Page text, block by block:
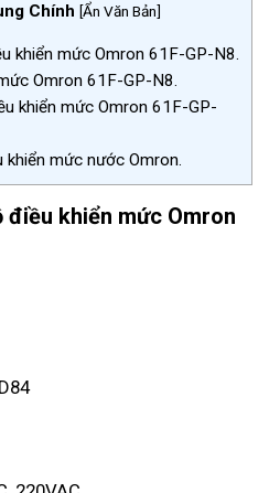
Chính [Ẩn Văn Bản]
khiển mức Omron 61F-GP-N8.
Omron 61F-GP-N8.
khiển mức Omron 61F-GP-
khiển mức nước Omron.
khiển mức Omron